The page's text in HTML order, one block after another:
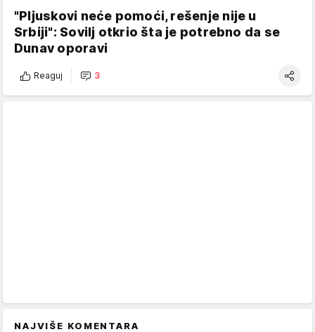
"Pljuskovi neće pomoći, rešenje nije u
Srbiji": Sovilj otkrio šta je potrebno da se
Dunav oporavi
Reaguj 3
NAJVIŠE KOMENTARA